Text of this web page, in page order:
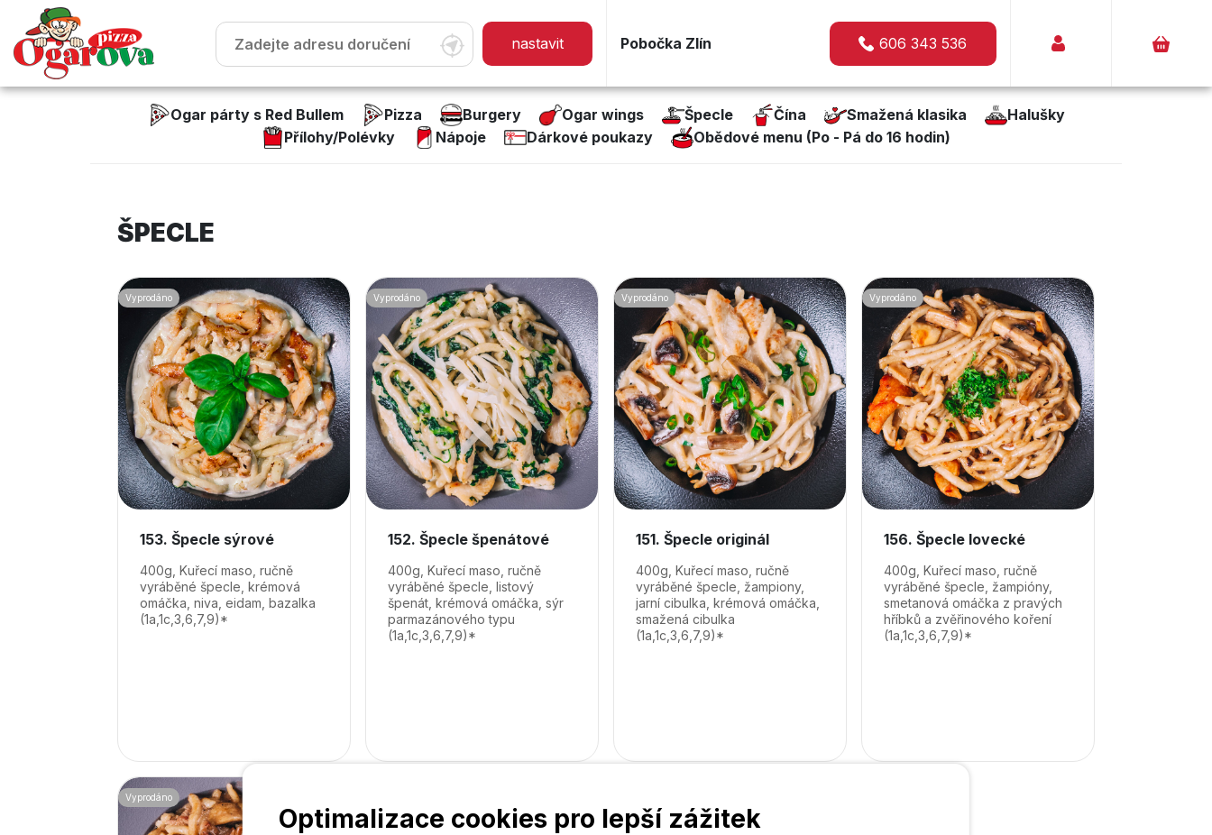
Pobočka Zlín 606 343 536
Ogar párty s Red Bullem Pizza Burgery Ogar wings Špecle Čína Smažená klasika
Halušky
Přílohy/Polévky
Nápoje Dárkové poukazy Obědové menu (Po - Pá do 16 hodin)
ŠPECLE
Vyprodáno
153. Špecle sýrové
400g, Kuřecí maso, ručně
vyráběné špecle, krémová
omáčka, niva, eidam, bazalka
(1a,1c,3,6,7,9)*
Vyprodáno
152. Špecle špenátové
400g, Kuřecí maso, ručně
vyráběné špecle, listový
špenát, krémová omáčka, sýr
parmazánového typu
(1a,1c,3,6,7,9)*
Vyprodáno
151. Špecle originál
400g, Kuřecí maso, ručně
vyráběné špecle, žampiony,
jarní cibulka, krémová omáčka,
smažená cibulka
(1a,1c,3,6,7,9)*
Vyprodáno
156. Špecle lovecké
400g, Kuřecí maso, ručně
vyráběné špecle, žampióny,
smetanová omáčka z pravých
hříbků a zvěřinového koření
(1a,1c,3,6,7,9)*
Vyprodáno
Optimalizace cookies pro lepší zážitek